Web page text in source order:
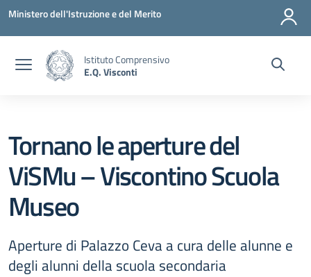
Vai ai contenuti
Vai al menu di navigazione
Vai al footer
Ministero dell'Istruzione e del Merito
Istituto Comprensivo
E.Q. Visconti
Tornano le aperture del
ViSMu – Viscontino Scuola
Museo
Aperture di Palazzo Ceva a cura delle alunne e
degli alunni della scuola secondaria